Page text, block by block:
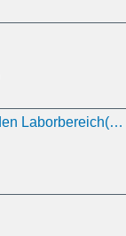
MTLA / TFA / VMTA / BTA für den Laborbereich(m/w/d)